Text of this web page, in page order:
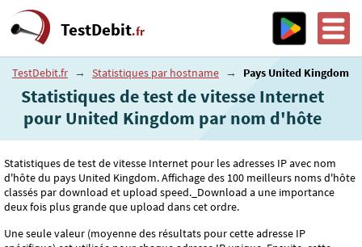
TestDebit.fr
TestDebit.fr → Statistiques par hostname → Pays United Kingdom
Statistiques de test de vitesse Internet
pour United Kingdom par nom d'hôte
Statistiques de test de vitesse Internet pour les adresses IP avec nom
d'hôte du pays United Kingdom. Affichage des 100 meilleurs noms d'hôte
classés par download et upload speed._Download a une importance
deux fois plus grande que upload dans cet ordre.
Une seule valeur (moyenne des résultats pour cette adresse IP